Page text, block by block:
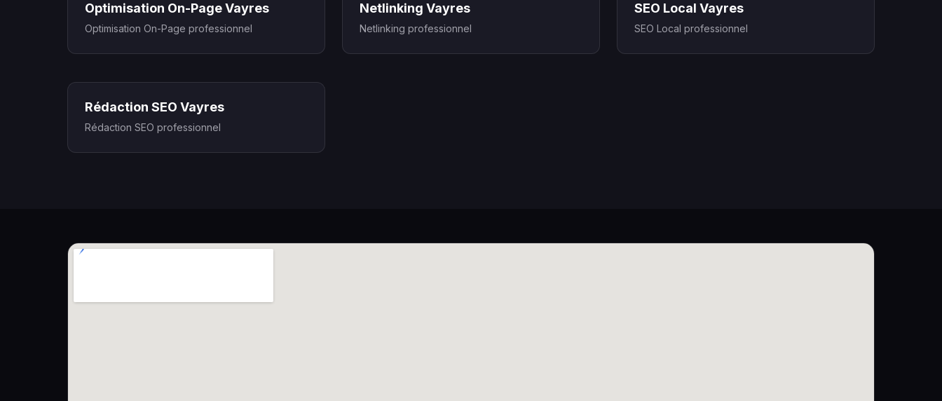
Optimisation On-Page Vayres
Optimisation On-Page professionnel
Netlinking Vayres
Netlinking professionnel
SEO Local Vayres
SEO Local professionnel
Rédaction SEO Vayres
Rédaction SEO professionnel